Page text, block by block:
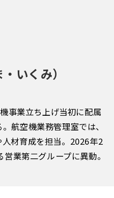
いくみ）
事業立ち上げ当初に配属
航空機業務管理室では、
材育成を担当。2026年2
業第二グループに異動。